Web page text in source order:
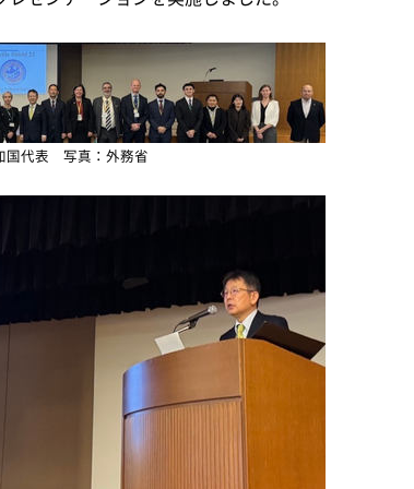
国代表 写真：外務省